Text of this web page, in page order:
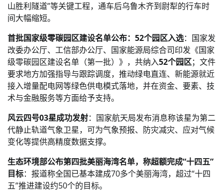
山胜利隧道”等关键工程，通车后乌鲁木齐到尉犁的行车时
间大幅缩短。
首批国家级零碳园区建设名单公布：52个园区入选：国家发
改委办公厅、工信部办公厅、国家能源局综合司印发《国家
级零碳园区建设名单（第一批）》，共纳入52个园区；文件
要求地方加强指导与跟踪调度，推动绿电直连、新能源就近
接入增量配电网等绿色供电模式落地，并在资金、要素、技
术与金融服务等方面给予支持。
风云四号03星成功发射：国家航天局发布消息称该星为第二
代静止轨道气象卫星，可为气象预报、防灾减灾、应对气候
变化等提供高精度数据支撑。
生态环境部公布第四批美丽海湾名单，称超额完成“十四五”
目标：报道称全国已基本建成70多个美丽海湾，超过“十四
五”推进建设约50个的目标。